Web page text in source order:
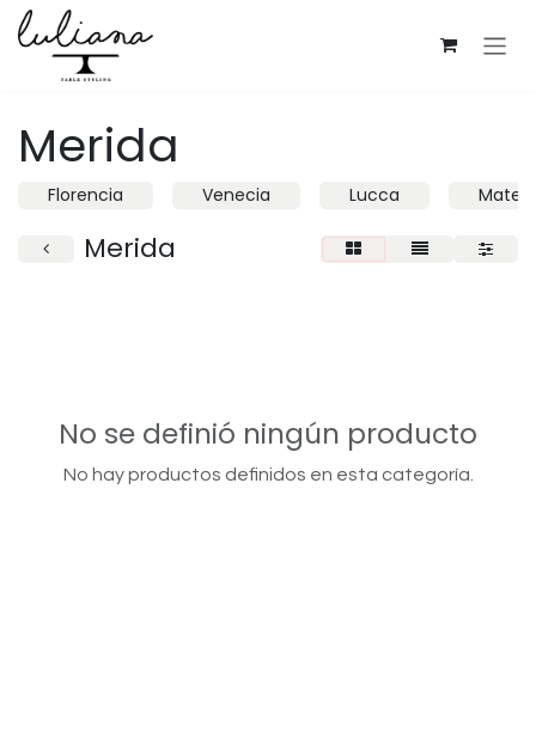
Ir al contenido
Merida
Florencia Venecia Lucca
Merida
No se definió ningún producto
No hay productos definidos en esta categoría.